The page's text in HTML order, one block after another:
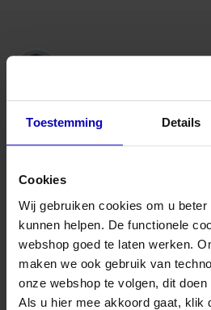
Toestemming Details
Cookies
Wij gebruiken cookies om u
kunnen helpen. De functionele
webshop goed te laten werken.
maken we ook gebruik van
onze webshop te volgen, dit doen
Als u hier mee akkoord gaat, klik
Advies nodig van
Maandag t/m vrijdag bereikbaar
Mail met ons
Bezoek onze winkel
Snelle levering binnen